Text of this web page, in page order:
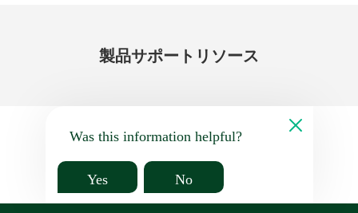
製品サポート リソース
Was this information helpful?
Yes No